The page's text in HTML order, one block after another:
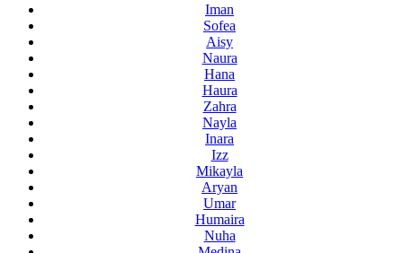
Iman
Sofea
Aisy
Naura
Hana
Haura
Zahra
Nayla
Inara
Izz
Mikayla
Aryan
Umar
Humaira
Nuha